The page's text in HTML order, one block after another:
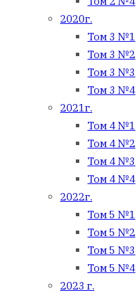
2020г.
Том 3 №1
Том 3 №2
Том 3 №3
Том 3 №4
2021г.
Том 4 №1
Том 4 №2
Том 4 №3
Том 4 №4
2022г.
Том 5 №1
Том 5 №2
Том 5 №3
Том 5 №4
2023 г.